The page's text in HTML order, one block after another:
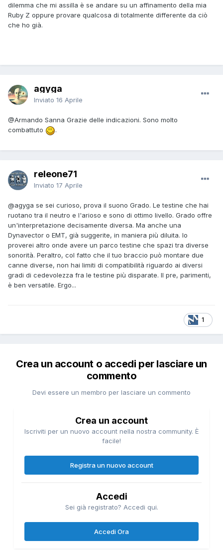
dilemma che mi assilla è se andare su un affinamento della mia
Ruby Z oppure provare qualcosa di totalmente differente da ciò
che ho già.
agyga
Inviato 16 Aprile
@Armando Sanna Grazie delle indicazioni. Sono molto
combattuto
.
releone71
Inviato 17 Aprile
@agyga se sei curioso, prova il suono Grado. Le testine che hai
ruotano tra il neutro e l'arioso e sono di ottimo livello. Grado offre
un'interpretazione decisamente diversa. Ma anche una
Dynavector o EMT, già suggerite, in maniera più diluita. Io
proverei altro onde avere un parco testine che spazi tra diverse
sonorità. Peraltro, col fatto che il tuo braccio può montare due
canne diverse, non hai limiti di compatibilità riguardo ai diversi
gradi di cedevolezza fra le testine più disparate. Il pre, parimenti,
è ben versatile. Ergo...
1
Crea un account o accedi per lasciare un
commento
Devi essere un membro per lasciare un commento
Crea un account
Iscriviti per un nuovo account nella nostra community. È
facile!
Registra un nuovo account
Accedi
Sei già registrato? Accedi qui.
Accedi Ora